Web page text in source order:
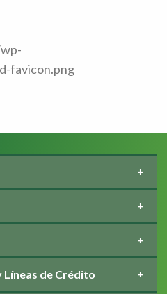
favicon.png
Líneas de Crédito